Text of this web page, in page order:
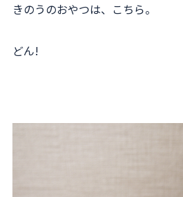
きのうのおやつは、こちら。
どん!